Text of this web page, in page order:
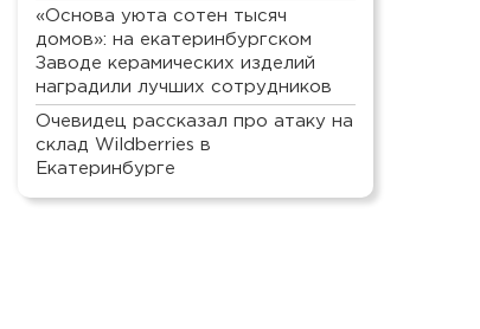
«Основа уюта сотен тысяч
домов»: на екатеринбургском
Заводе керамических изделий
наградили лучших сотрудников
Очевидец рассказал про атаку на
склад Wildberries в
Екатеринбурге